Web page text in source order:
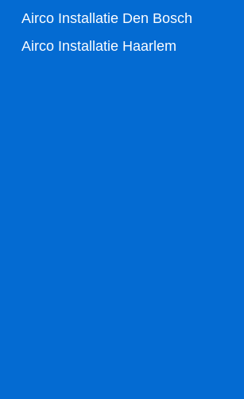
Airco Installatie Den Bosch
Airco Installatie Haarlem